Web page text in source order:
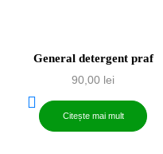
General detergent praf
90,00 lei
Citește mai mult